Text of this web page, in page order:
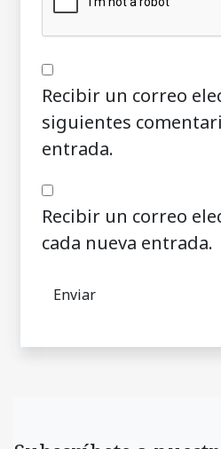
Recibir un correo
siguientes
entrada.
Recibir un correo
cada nueva entrada.